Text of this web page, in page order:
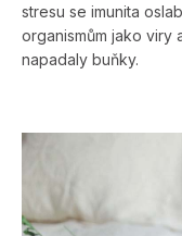
stresu se imunita
organismům jako viry
napadaly buňky.